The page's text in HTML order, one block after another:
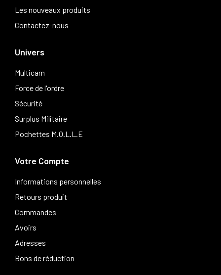
Les nouveaux produits
Contactez-nous
Univers
Multicam
Force de l'ordre
Sécurité
Surplus Militaire
Pochettes M.O.L.L.E
Votre Compte
Informations personnelles
Retours produit
Commandes
Avoirs
Adresses
Bons de réduction